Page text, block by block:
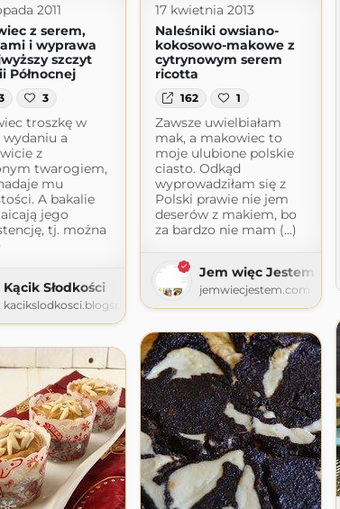
2011
z serem,
i wyprawa
szczyt
Północnej
3
troszkę w
a
z
twarogiem,
mu
A bakalie
jego
tj. można
Kącik Słodkości
kacikslodkosci.blogspot.com
17 kwietnia 2013
Naleśniki owsiano-
kokosowo-makowe z
cytrynowym serem
ricotta
162 1
Zawsze uwielbiałam
mak, a makowiec to
moje ulubione polskie
ciasto. Odkąd
wyprowadziłam się z
Polski prawie nie jem
deserów z makiem, bo
za bardzo nie mam (...)
Jem więc Jestem
jemwiecjestem.com